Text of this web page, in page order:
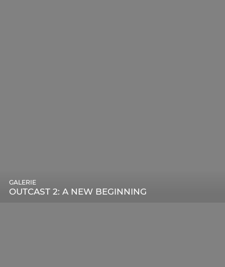
OUTCAST 2: A NEW BEGINNING
GALERIE